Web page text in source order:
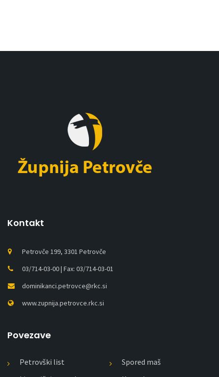
Kontakt
Petrovče 199, 3301 Petrovče
03/714-03-00 | Fax: 03/714-03-01
dominikanci.petrovce@rkc.si
www.zupnija.petrovce.rkc.si
Povezave
Petrovški list
Spored maš